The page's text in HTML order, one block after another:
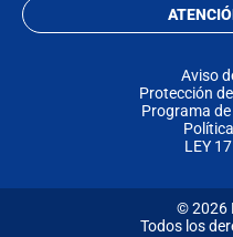
Aviso
Protección
Programa de
LEY
© 2026
Todos los